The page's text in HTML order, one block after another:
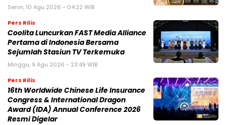
Senin, 10 Agu 2026 - 04:22 WIB
Pers Rilis
Coolita Luncurkan FAST Media Alliance
Pertama di Indonesia Bersama
Sejumlah Stasiun TV Terkemuka
Minggu, 9 Agu 2026 - 23:49 WIB
Pers Rilis
16th Worldwide Chinese Life Insurance
Congress & International Dragon
Award (IDA) Annual Conference 2026
Resmi Digelar